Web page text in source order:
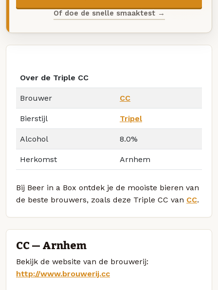
Of doe de snelle smaaktest →
Over de Triple CC
Brouwer CC
Bierstijl Tripel
Alcohol 8.0%
Herkomst Arnhem
Bij Beer in a Box ontdek je de mooiste bieren van
de beste brouwers, zoals deze Triple CC van CC.
CC — Arnhem
Bekijk de website van de brouwerij:
http://www.brouwerij.cc